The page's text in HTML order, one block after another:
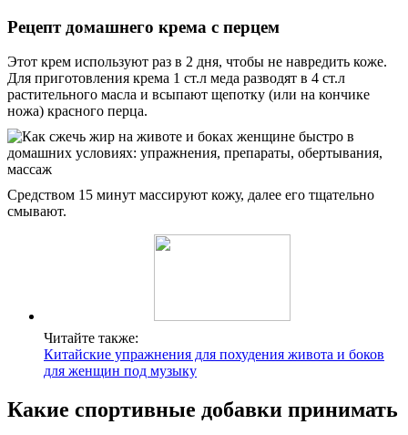
Рецепт домашнего крема с перцем
Этот крем используют раз в 2 дня, чтобы не навредить коже.
Для приготовления крема 1 ст.л меда разводят в 4 ст.л
растительного масла и всыпают щепотку (или на кончике
ножа) красного перца.
Средством 15 минут массируют кожу, далее его тщательно
смывают.
Читайте также:
Китайские упражнения для похудения живота и боков
для женщин под музыку
Какие спортивные добавки принимать